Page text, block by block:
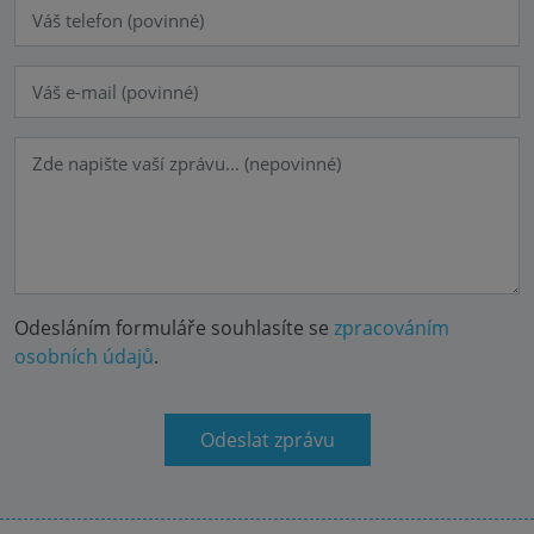
Odesláním formuláře souhlasíte se zpracováním
osobních údajů.
Odeslat zprávu